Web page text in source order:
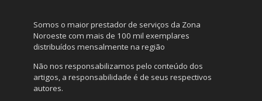
Somos o maior prestador de serviços da Zona
Noroeste com mais de 100 mil exemplares
distribuídos mensalmente na região
Não nos responsabilizamos pelo conteúdo dos
artigos, a responsabilidade é de seus respectivos
autores.